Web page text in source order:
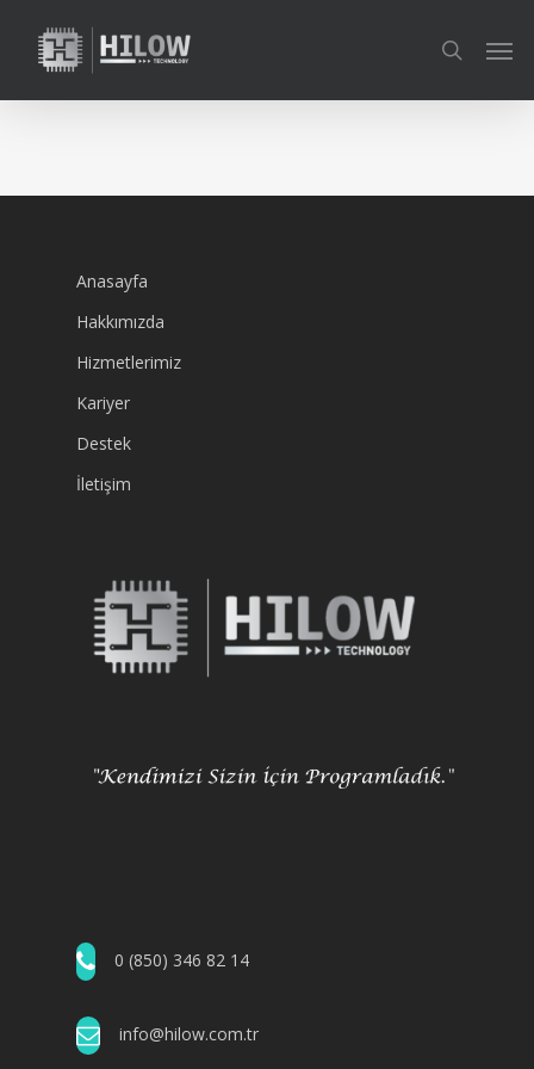
content
search
Anasayfa
Hakkımızda
Hizmetlerimiz
Kariyer
Destek
İletişim
0 (850) 346 82 14
info@hilow.com.tr